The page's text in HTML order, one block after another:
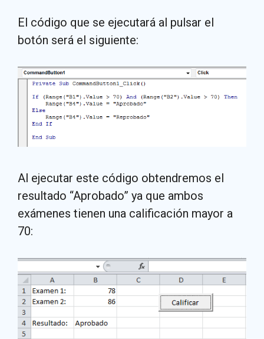
El código que se ejecutará al pulsar el
botón será el siguiente:
Al ejecutar este código obtendremos el
resultado “Aprobado” ya que ambos
exámenes tienen una calificación mayor a
70: